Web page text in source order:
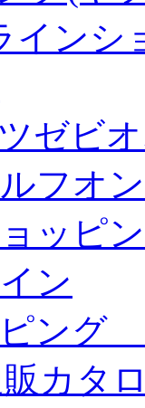
インシ
ゼビ
フオ
ッピ
ン
ング
カタ